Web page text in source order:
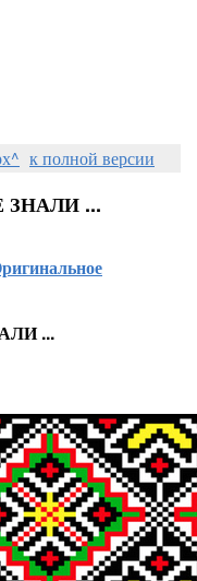
к полной версии
ЗНАЛИ ...
...